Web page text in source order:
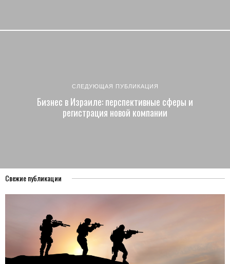
СЛЕДУЮЩАЯ ПУБЛИКАЦИЯ
Бизнес в Израиле: перспективные сферы и
регистрация новой компании
Свежие публикации